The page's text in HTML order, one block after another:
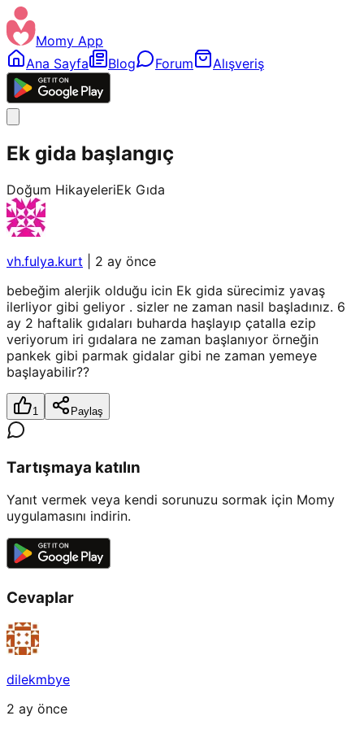
Momy App
Ana Sayfa
Blog Forum Alışveriş
Ek gida başlangıç
Doğum HikayeleriEk Gıda
vh.fulya.kurt
2 ay önce
bebeğim alerjik olduğu icin Ek gida sürecimiz yavaş
ilerliyor gibi geliyor . sizler ne zaman nasil başladınız. 6
ay 2 haftalik gıdaları buharda haşlayıp çatalla ezip
veriyorum iri gıdalara ne zaman başlanıyor örneğin
pankek gibi parmak gidalar gibi ne zaman yemeye
başlayabilir??
1 Paylaş
Tartışmaya katılın
Yanıt vermek veya kendi sorunuzu sormak için Momy
uygulamasını indirin.
Cevaplar
dilekmbye
2 ay önce